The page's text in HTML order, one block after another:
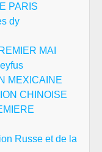
PARIS
dy
MAI
MEXICAINE
CHINOISE
Russe et de la